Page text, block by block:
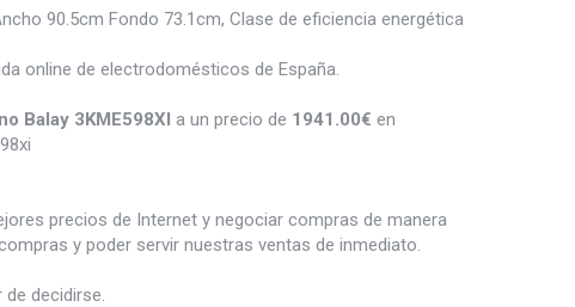
90.5cm Fondo 73.1cm, Clase de eficiencia energética
online de electrodomésticos de España.
Balay 3KME598XI a un precio de 1941.00€ en
precios de Internet y negociar compras de manera
y poder servir nuestras ventas de inmediato.
decidirse.